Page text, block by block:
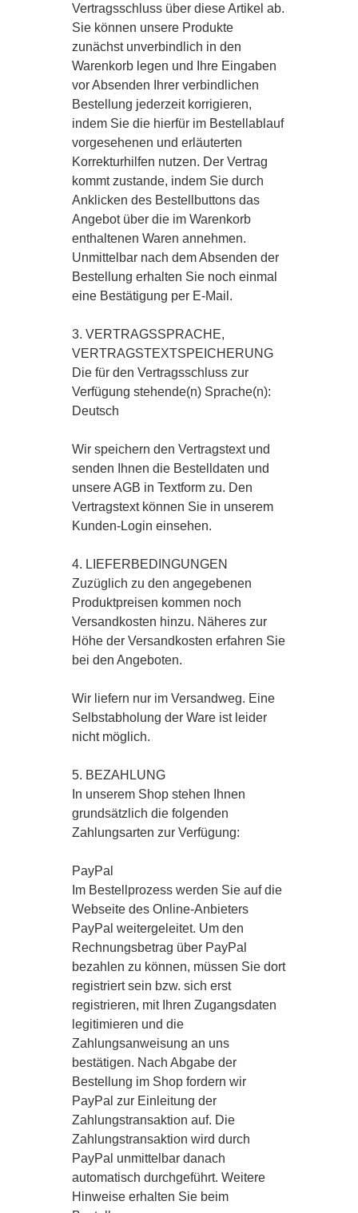
Vertragsschluss über diese Artikel ab.
Sie können unsere Produkte
zunächst unverbindlich in den
Warenkorb legen und Ihre Eingaben
vor Absenden Ihrer verbindlichen
Bestellung jederzeit korrigieren,
indem Sie die hierfür im Bestellablauf
vorgesehenen und erläuterten
Korrekturhilfen nutzen. Der Vertrag
kommt zustande, indem Sie durch
Anklicken des Bestellbuttons das
Angebot über die im Warenkorb
enthaltenen Waren annehmen.
Unmittelbar nach dem Absenden der
Bestellung erhalten Sie noch einmal
eine Bestätigung per E-Mail.
3. VERTRAGSSPRACHE,
VERTRAGSTEXTSPEICHERUNG
Die für den Vertragsschluss zur
Verfügung stehende(n) Sprache(n):
Deutsch
Wir speichern den Vertragstext und
senden Ihnen die Bestelldaten und
unsere AGB in Textform zu. Den
Vertragstext können Sie in unserem
Kunden-Login einsehen.
4. LIEFERBEDINGUNGEN
Zuzüglich zu den angegebenen
Produktpreisen kommen noch
Versandkosten hinzu. Näheres zur
Höhe der Versandkosten erfahren Sie
bei den Angeboten.
Wir liefern nur im Versandweg. Eine
Selbstabholung der Ware ist leider
nicht möglich.
5. BEZAHLUNG
In unserem Shop stehen Ihnen
grundsätzlich die folgenden
Zahlungsarten zur Verfügung:
PayPal
Im Bestellprozess werden Sie auf die
Webseite des Online-Anbieters
PayPal weitergeleitet. Um den
Rechnungsbetrag über PayPal
bezahlen zu können, müssen Sie dort
registriert sein bzw. sich erst
registrieren, mit Ihren Zugangsdaten
legitimieren und die
Zahlungsanweisung an uns
bestätigen. Nach Abgabe der
Bestellung im Shop fordern wir
PayPal zur Einleitung der
Zahlungstransaktion auf. Die
Zahlungstransaktion wird durch
PayPal unmittelbar danach
automatisch durchgeführt. Weitere
Hinweise erhalten Sie beim